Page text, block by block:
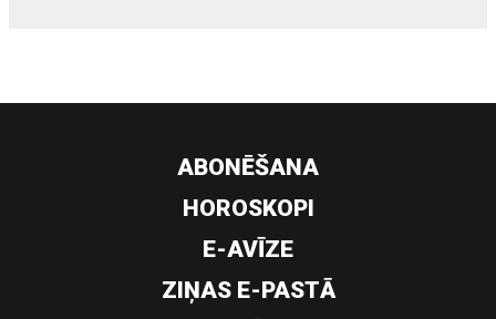
ABONĒŠANA
HOROSKOPI
E-AVĪZE
ZIŅAS E-PASTĀ